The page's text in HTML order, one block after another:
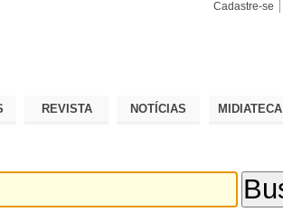
Cadastre-se
REVISTA NOTÍCIAS MIDIATECA